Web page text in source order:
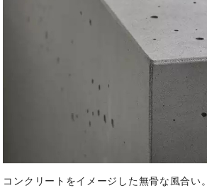
コンクリートをイメージした無骨な風合い。